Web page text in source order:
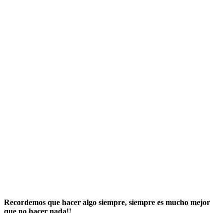
Recordemos que hacer algo siempre, siempre es mucho mejor
que no hacer nada!!